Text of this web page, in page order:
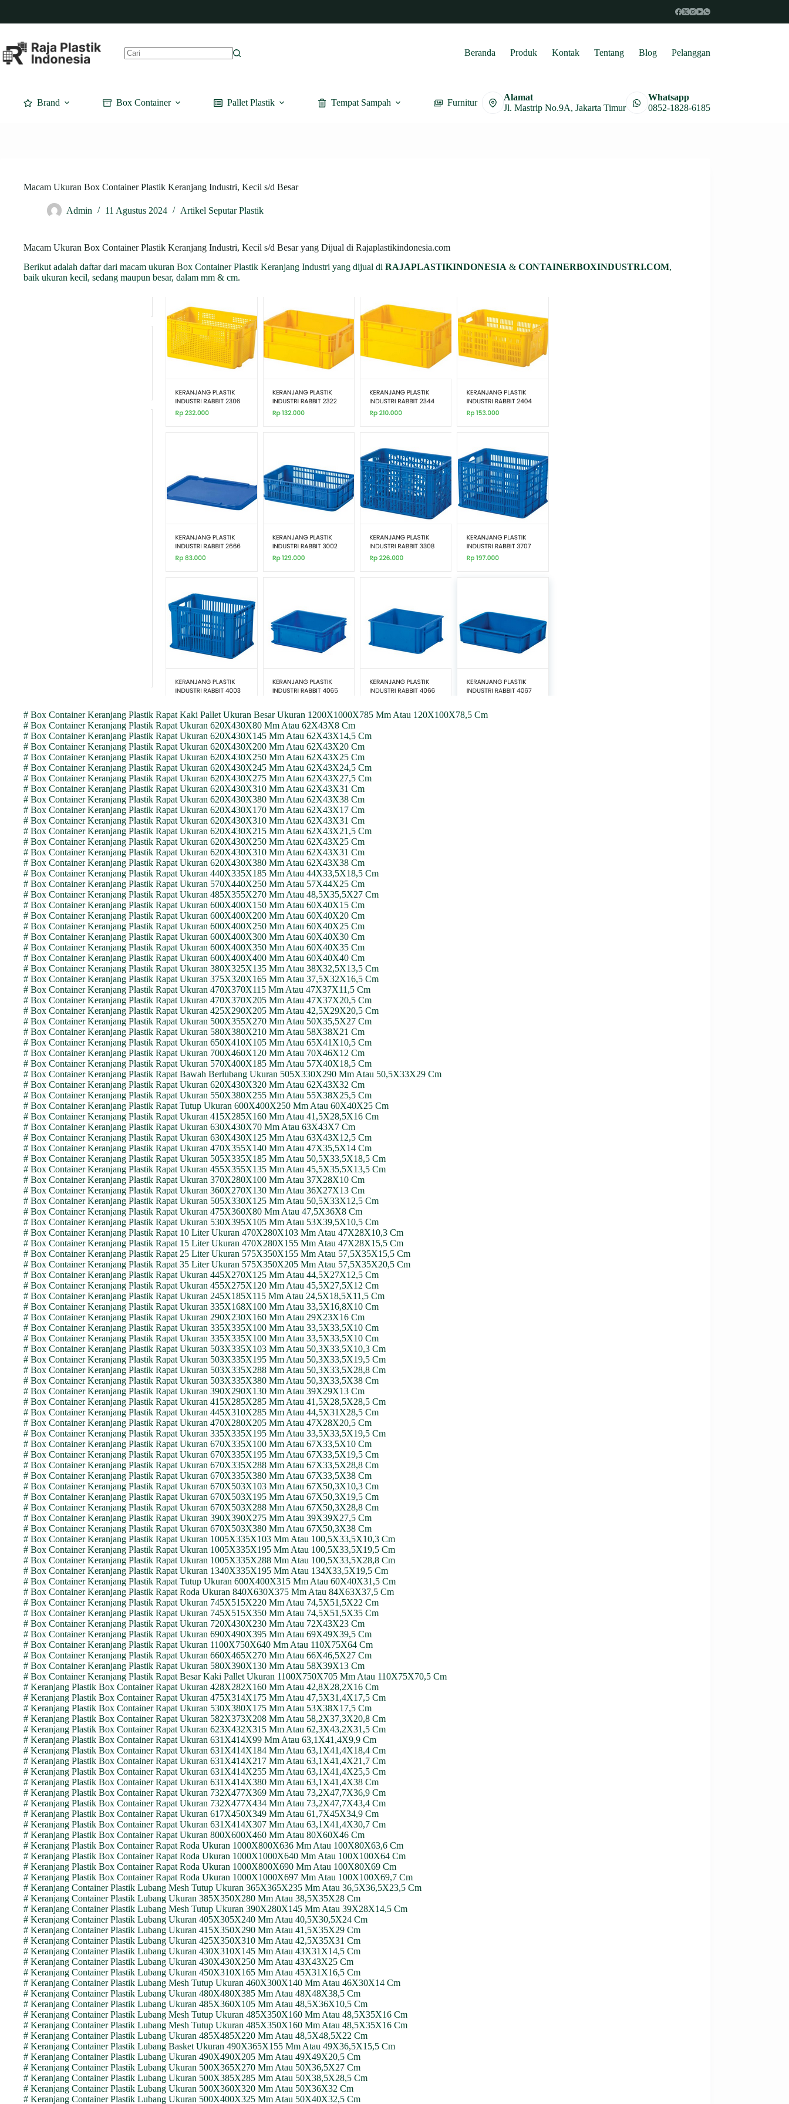
content
Beranda Produk Kontak Tentang Blog Pelanggan
Brand Box Container Pallet Plastik Tempat Sampah Furnitur
Alamat
Jl. Mastrip No.9A, Jakarta Timur
Whatsapp
0852-1828-6185
Macam Ukuran Box Container Plastik Keranjang Industri, Kecil s/d Besar
Admin 11 Agustus 2024 Artikel Seputar Plastik
Macam Ukuran Box Container Plastik Keranjang Industri, Kecil s/d Besar yang Dijual di Rajaplastikindonesia.com
Berikut adalah daftar dari macam ukuran Box Container Plastik Keranjang Industri yang dijual di RAJAPLASTIKINDONESIA & CONTAINERBOXINDUSTRI.COM,
baik ukuran kecil, sedang maupun besar, dalam mm & cm.
# Box Container Keranjang Plastik Rapat Kaki Pallet Ukuran Besar Ukuran 1200X1000X785 Mm Atau 120X100X78,5 Cm
# Box Container Keranjang Plastik Rapat Ukuran 620X430X80 Mm Atau 62X43X8 Cm
# Box Container Keranjang Plastik Rapat Ukuran 620X430X145 Mm Atau 62X43X14,5 Cm
# Box Container Keranjang Plastik Rapat Ukuran 620X430X200 Mm Atau 62X43X20 Cm
# Box Container Keranjang Plastik Rapat Ukuran 620X430X250 Mm Atau 62X43X25 Cm
# Box Container Keranjang Plastik Rapat Ukuran 620X430X245 Mm Atau 62X43X24,5 Cm
# Box Container Keranjang Plastik Rapat Ukuran 620X430X275 Mm Atau 62X43X27,5 Cm
# Box Container Keranjang Plastik Rapat Ukuran 620X430X310 Mm Atau 62X43X31 Cm
# Box Container Keranjang Plastik Rapat Ukuran 620X430X380 Mm Atau 62X43X38 Cm
# Box Container Keranjang Plastik Rapat Ukuran 620X430X170 Mm Atau 62X43X17 Cm
# Box Container Keranjang Plastik Rapat Ukuran 620X430X310 Mm Atau 62X43X31 Cm
# Box Container Keranjang Plastik Rapat Ukuran 620X430X215 Mm Atau 62X43X21,5 Cm
# Box Container Keranjang Plastik Rapat Ukuran 620X430X250 Mm Atau 62X43X25 Cm
# Box Container Keranjang Plastik Rapat Ukuran 620X430X310 Mm Atau 62X43X31 Cm
# Box Container Keranjang Plastik Rapat Ukuran 620X430X380 Mm Atau 62X43X38 Cm
# Box Container Keranjang Plastik Rapat Ukuran 440X335X185 Mm Atau 44X33,5X18,5 Cm
# Box Container Keranjang Plastik Rapat Ukuran 570X440X250 Mm Atau 57X44X25 Cm
# Box Container Keranjang Plastik Rapat Ukuran 485X355X270 Mm Atau 48,5X35,5X27 Cm
# Box Container Keranjang Plastik Rapat Ukuran 600X400X150 Mm Atau 60X40X15 Cm
# Box Container Keranjang Plastik Rapat Ukuran 600X400X200 Mm Atau 60X40X20 Cm
# Box Container Keranjang Plastik Rapat Ukuran 600X400X250 Mm Atau 60X40X25 Cm
# Box Container Keranjang Plastik Rapat Ukuran 600X400X300 Mm Atau 60X40X30 Cm
# Box Container Keranjang Plastik Rapat Ukuran 600X400X350 Mm Atau 60X40X35 Cm
# Box Container Keranjang Plastik Rapat Ukuran 600X400X400 Mm Atau 60X40X40 Cm
# Box Container Keranjang Plastik Rapat Ukuran 380X325X135 Mm Atau 38X32,5X13,5 Cm
# Box Container Keranjang Plastik Rapat Ukuran 375X320X165 Mm Atau 37,5X32X16,5 Cm
# Box Container Keranjang Plastik Rapat Ukuran 470X370X115 Mm Atau 47X37X11,5 Cm
# Box Container Keranjang Plastik Rapat Ukuran 470X370X205 Mm Atau 47X37X20,5 Cm
# Box Container Keranjang Plastik Rapat Ukuran 425X290X205 Mm Atau 42,5X29X20,5 Cm
# Box Container Keranjang Plastik Rapat Ukuran 500X355X270 Mm Atau 50X35,5X27 Cm
# Box Container Keranjang Plastik Rapat Ukuran 580X380X210 Mm Atau 58X38X21 Cm
# Box Container Keranjang Plastik Rapat Ukuran 650X410X105 Mm Atau 65X41X10,5 Cm
# Box Container Keranjang Plastik Rapat Ukuran 700X460X120 Mm Atau 70X46X12 Cm
# Box Container Keranjang Plastik Rapat Ukuran 570X400X185 Mm Atau 57X40X18,5 Cm
# Box Container Keranjang Plastik Rapat Bawah Berlubang Ukuran 505X330X290 Mm Atau 50,5X33X29 Cm
# Box Container Keranjang Plastik Rapat Ukuran 620X430X320 Mm Atau 62X43X32 Cm
# Box Container Keranjang Plastik Rapat Ukuran 550X380X255 Mm Atau 55X38X25,5 Cm
# Box Container Keranjang Plastik Rapat Tutup Ukuran 600X400X250 Mm Atau 60X40X25 Cm
# Box Container Keranjang Plastik Rapat Ukuran 415X285X160 Mm Atau 41,5X28,5X16 Cm
# Box Container Keranjang Plastik Rapat Ukuran 630X430X70 Mm Atau 63X43X7 Cm
# Box Container Keranjang Plastik Rapat Ukuran 630X430X125 Mm Atau 63X43X12,5 Cm
# Box Container Keranjang Plastik Rapat Ukuran 470X355X140 Mm Atau 47X35,5X14 Cm
# Box Container Keranjang Plastik Rapat Ukuran 505X335X185 Mm Atau 50,5X33,5X18,5 Cm
# Box Container Keranjang Plastik Rapat Ukuran 455X355X135 Mm Atau 45,5X35,5X13,5 Cm
# Box Container Keranjang Plastik Rapat Ukuran 370X280X100 Mm Atau 37X28X10 Cm
# Box Container Keranjang Plastik Rapat Ukuran 360X270X130 Mm Atau 36X27X13 Cm
# Box Container Keranjang Plastik Rapat Ukuran 505X330X125 Mm Atau 50,5X33X12,5 Cm
# Box Container Keranjang Plastik Rapat Ukuran 475X360X80 Mm Atau 47,5X36X8 Cm
# Box Container Keranjang Plastik Rapat Ukuran 530X395X105 Mm Atau 53X39,5X10,5 Cm
# Box Container Keranjang Plastik Rapat 10 Liter Ukuran 470X280X103 Mm Atau 47X28X10,3 Cm
# Box Container Keranjang Plastik Rapat 15 Liter Ukuran 470X280X155 Mm Atau 47X28X15,5 Cm
# Box Container Keranjang Plastik Rapat 25 Liter Ukuran 575X350X155 Mm Atau 57,5X35X15,5 Cm
# Box Container Keranjang Plastik Rapat 35 Liter Ukuran 575X350X205 Mm Atau 57,5X35X20,5 Cm
# Box Container Keranjang Plastik Rapat Ukuran 445X270X125 Mm Atau 44,5X27X12,5 Cm
# Box Container Keranjang Plastik Rapat Ukuran 455X275X120 Mm Atau 45,5X27,5X12 Cm
# Box Container Keranjang Plastik Rapat Ukuran 245X185X115 Mm Atau 24,5X18,5X11,5 Cm
# Box Container Keranjang Plastik Rapat Ukuran 335X168X100 Mm Atau 33,5X16,8X10 Cm
# Box Container Keranjang Plastik Rapat Ukuran 290X230X160 Mm Atau 29X23X16 Cm
# Box Container Keranjang Plastik Rapat Ukuran 335X335X100 Mm Atau 33,5X33,5X10 Cm
# Box Container Keranjang Plastik Rapat Ukuran 335X335X100 Mm Atau 33,5X33,5X10 Cm
# Box Container Keranjang Plastik Rapat Ukuran 503X335X103 Mm Atau 50,3X33,5X10,3 Cm
# Box Container Keranjang Plastik Rapat Ukuran 503X335X195 Mm Atau 50,3X33,5X19,5 Cm
# Box Container Keranjang Plastik Rapat Ukuran 503X335X288 Mm Atau 50,3X33,5X28,8 Cm
# Box Container Keranjang Plastik Rapat Ukuran 503X335X380 Mm Atau 50,3X33,5X38 Cm
# Box Container Keranjang Plastik Rapat Ukuran 390X290X130 Mm Atau 39X29X13 Cm
# Box Container Keranjang Plastik Rapat Ukuran 415X285X285 Mm Atau 41,5X28,5X28,5 Cm
# Box Container Keranjang Plastik Rapat Ukuran 445X310X285 Mm Atau 44,5X31X28,5 Cm
# Box Container Keranjang Plastik Rapat Ukuran 470X280X205 Mm Atau 47X28X20,5 Cm
# Box Container Keranjang Plastik Rapat Ukuran 335X335X195 Mm Atau 33,5X33,5X19,5 Cm
# Box Container Keranjang Plastik Rapat Ukuran 670X335X100 Mm Atau 67X33,5X10 Cm
# Box Container Keranjang Plastik Rapat Ukuran 670X335X195 Mm Atau 67X33,5X19,5 Cm
# Box Container Keranjang Plastik Rapat Ukuran 670X335X288 Mm Atau 67X33,5X28,8 Cm
# Box Container Keranjang Plastik Rapat Ukuran 670X335X380 Mm Atau 67X33,5X38 Cm
# Box Container Keranjang Plastik Rapat Ukuran 670X503X103 Mm Atau 67X50,3X10,3 Cm
# Box Container Keranjang Plastik Rapat Ukuran 670X503X195 Mm Atau 67X50,3X19,5 Cm
# Box Container Keranjang Plastik Rapat Ukuran 670X503X288 Mm Atau 67X50,3X28,8 Cm
# Box Container Keranjang Plastik Rapat Ukuran 390X390X275 Mm Atau 39X39X27,5 Cm
# Box Container Keranjang Plastik Rapat Ukuran 670X503X380 Mm Atau 67X50,3X38 Cm
# Box Container Keranjang Plastik Rapat Ukuran 1005X335X103 Mm Atau 100,5X33,5X10,3 Cm
# Box Container Keranjang Plastik Rapat Ukuran 1005X335X195 Mm Atau 100,5X33,5X19,5 Cm
# Box Container Keranjang Plastik Rapat Ukuran 1005X335X288 Mm Atau 100,5X33,5X28,8 Cm
# Box Container Keranjang Plastik Rapat Ukuran 1340X335X195 Mm Atau 134X33,5X19,5 Cm
# Box Container Keranjang Plastik Rapat Tutup Ukuran 600X400X315 Mm Atau 60X40X31,5 Cm
# Box Container Keranjang Plastik Rapat Roda Ukuran 840X630X375 Mm Atau 84X63X37,5 Cm
# Box Container Keranjang Plastik Rapat Ukuran 745X515X220 Mm Atau 74,5X51,5X22 Cm
# Box Container Keranjang Plastik Rapat Ukuran 745X515X350 Mm Atau 74,5X51,5X35 Cm
# Box Container Keranjang Plastik Rapat Ukuran 720X430X230 Mm Atau 72X43X23 Cm
# Box Container Keranjang Plastik Rapat Ukuran 690X490X395 Mm Atau 69X49X39,5 Cm
# Box Container Keranjang Plastik Rapat Ukuran 1100X750X640 Mm Atau 110X75X64 Cm
# Box Container Keranjang Plastik Rapat Ukuran 660X465X270 Mm Atau 66X46,5X27 Cm
# Box Container Keranjang Plastik Rapat Ukuran 580X390X130 Mm Atau 58X39X13 Cm
# Box Container Keranjang Plastik Rapat Besar Kaki Pallet Ukuran 1100X750X705 Mm Atau 110X75X70,5 Cm
# Keranjang Plastik Box Container Rapat Ukuran 428X282X160 Mm Atau 42,8X28,2X16 Cm
# Keranjang Plastik Box Container Rapat Ukuran 475X314X175 Mm Atau 47,5X31,4X17,5 Cm
# Keranjang Plastik Box Container Rapat Ukuran 530X380X175 Mm Atau 53X38X17,5 Cm
# Keranjang Plastik Box Container Rapat Ukuran 582X373X208 Mm Atau 58,2X37,3X20,8 Cm
# Keranjang Plastik Box Container Rapat Ukuran 623X432X315 Mm Atau 62,3X43,2X31,5 Cm
# Keranjang Plastik Box Container Rapat Ukuran 631X414X99 Mm Atau 63,1X41,4X9,9 Cm
# Keranjang Plastik Box Container Rapat Ukuran 631X414X184 Mm Atau 63,1X41,4X18,4 Cm
# Keranjang Plastik Box Container Rapat Ukuran 631X414X217 Mm Atau 63,1X41,4X21,7 Cm
# Keranjang Plastik Box Container Rapat Ukuran 631X414X255 Mm Atau 63,1X41,4X25,5 Cm
# Keranjang Plastik Box Container Rapat Ukuran 631X414X380 Mm Atau 63,1X41,4X38 Cm
# Keranjang Plastik Box Container Rapat Ukuran 732X477X369 Mm Atau 73,2X47,7X36,9 Cm
# Keranjang Plastik Box Container Rapat Ukuran 732X477X434 Mm Atau 73,2X47,7X43,4 Cm
# Keranjang Plastik Box Container Rapat Ukuran 617X450X349 Mm Atau 61,7X45X34,9 Cm
# Keranjang Plastik Box Container Rapat Ukuran 631X414X307 Mm Atau 63,1X41,4X30,7 Cm
# Keranjang Plastik Box Container Rapat Ukuran 800X600X460 Mm Atau 80X60X46 Cm
# Keranjang Plastik Box Container Rapat Roda Ukuran 1000X800X636 Mm Atau 100X80X63,6 Cm
# Keranjang Plastik Box Container Rapat Roda Ukuran 1000X1000X640 Mm Atau 100X100X64 Cm
# Keranjang Plastik Box Container Rapat Roda Ukuran 1000X800X690 Mm Atau 100X80X69 Cm
# Keranjang Plastik Box Container Rapat Roda Ukuran 1000X1000X697 Mm Atau 100X100X69,7 Cm
# Keranjang Container Plastik Lubang Mesh Tutup Ukuran 365X365X235 Mm Atau 36,5X36,5X23,5 Cm
# Keranjang Container Plastik Lubang Ukuran 385X350X280 Mm Atau 38,5X35X28 Cm
# Keranjang Container Plastik Lubang Mesh Tutup Ukuran 390X280X145 Mm Atau 39X28X14,5 Cm
# Keranjang Container Plastik Lubang Ukuran 405X305X240 Mm Atau 40,5X30,5X24 Cm
# Keranjang Container Plastik Lubang Ukuran 415X350X290 Mm Atau 41,5X35X29 Cm
# Keranjang Container Plastik Lubang Ukuran 425X350X310 Mm Atau 42,5X35X31 Cm
# Keranjang Container Plastik Lubang Ukuran 430X310X145 Mm Atau 43X31X14,5 Cm
# Keranjang Container Plastik Lubang Ukuran 430X430X250 Mm Atau 43X43X25 Cm
# Keranjang Container Plastik Lubang Ukuran 450X310X165 Mm Atau 45X31X16,5 Cm
# Keranjang Container Plastik Lubang Mesh Tutup Ukuran 460X300X140 Mm Atau 46X30X14 Cm
# Keranjang Container Plastik Lubang Ukuran 480X480X385 Mm Atau 48X48X38,5 Cm
# Keranjang Container Plastik Lubang Ukuran 485X360X105 Mm Atau 48,5X36X10,5 Cm
# Keranjang Container Plastik Lubang Mesh Tutup Ukuran 485X350X160 Mm Atau 48,5X35X16 Cm
# Keranjang Container Plastik Lubang Mesh Tutup Ukuran 485X350X160 Mm Atau 48,5X35X16 Cm
# Keranjang Container Plastik Lubang Ukuran 485X485X220 Mm Atau 48,5X48,5X22 Cm
# Keranjang Container Plastik Lubang Basket Ukuran 490X365X155 Mm Atau 49X36,5X15,5 Cm
# Keranjang Container Plastik Lubang Ukuran 490X490X205 Mm Atau 49X49X20,5 Cm
# Keranjang Container Plastik Lubang Ukuran 500X365X270 Mm Atau 50X36,5X27 Cm
# Keranjang Container Plastik Lubang Ukuran 500X385X285 Mm Atau 50X38,5X28,5 Cm
# Keranjang Container Plastik Lubang Ukuran 500X360X320 Mm Atau 50X36X32 Cm
# Keranjang Container Plastik Lubang Ukuran 500X400X325 Mm Atau 50X40X32,5 Cm